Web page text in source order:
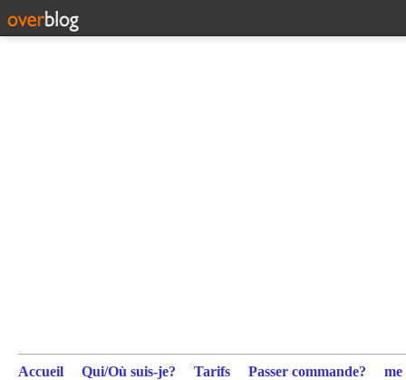
Accueil Qui/Où suis-je? Tarifs Passer commande?